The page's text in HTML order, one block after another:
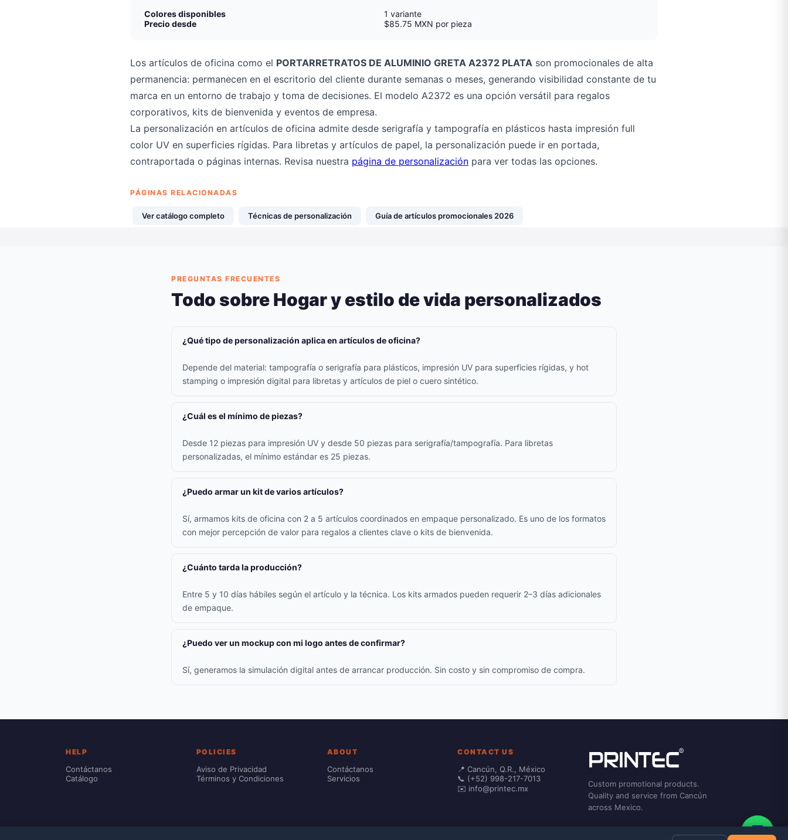
Colores disponibles
1 variante
Precio desde
$85.75 MXN por pieza
Los artículos de oficina como el PORTARRETRATOS DE ALUMINIO GRETA A2372 PLATA son promocionales de alta
permanencia: permanecen en el escritorio del cliente durante semanas o meses, generando visibilidad constante de tu
marca en un entorno de trabajo y toma de decisiones. El modelo A2372 es una opción versátil para regalos
corporativos, kits de bienvenida y eventos de empresa.
La personalización en artículos de oficina admite desde serigrafía y tampografía en plásticos hasta impresión full
color UV en superficies rígidas. Para libretas y artículos de papel, la personalización puede ir en portada,
contraportada o páginas internas. Revisa nuestra página de personalización para ver todas las opciones.
PÁGINAS RELACIONADAS
Ver catálogo completo Técnicas de personalización Guía de artículos promocionales 2026
PREGUNTAS FRECUENTES
Todo sobre Hogar y estilo de vida personalizados
¿Qué tipo de personalización aplica en artículos de oficina?
Depende del material: tampografía o serigrafía para plásticos, impresión UV para superficies rígidas, y hot
stamping o impresión digital para libretas y artículos de piel o cuero sintético.
¿Cuál es el mínimo de piezas?
Desde 12 piezas para impresión UV y desde 50 piezas para serigrafía/tampografía. Para libretas
personalizadas, el mínimo estándar es 25 piezas.
¿Puedo armar un kit de varios artículos?
Sí, armamos kits de oficina con 2 a 5 artículos coordinados en empaque personalizado. Es uno de los formatos
con mejor percepción de valor para regalos a clientes clave o kits de bienvenida.
¿Cuánto tarda la producción?
Entre 5 y 10 días hábiles según el artículo y la técnica. Los kits armados pueden requerir 2–3 días adicionales
de empaque.
¿Puedo ver un mockup con mi logo antes de confirmar?
Sí, generamos la simulación digital antes de arrancar producción. Sin costo y sin compromiso de compra.
HELP
Contáctanos
Catálogo
POLICIES
Aviso de Privacidad
Términos y Condiciones
ABOUT
Contáctanos
Servicios
CONTACT US
📍 Cancún, Q.R., México
📞 (+52) 998-217-7013
✉️ info@printec.mx
Custom promotional products.
Quality and service from Cancún
across Mexico.
💬